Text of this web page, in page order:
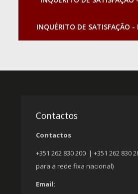
INQUÉRITO DE SATISFAÇÃO
Contactos
Contactos
+351 262 830 200 | +351 262 830
para a rede fixa nacional)
Email: